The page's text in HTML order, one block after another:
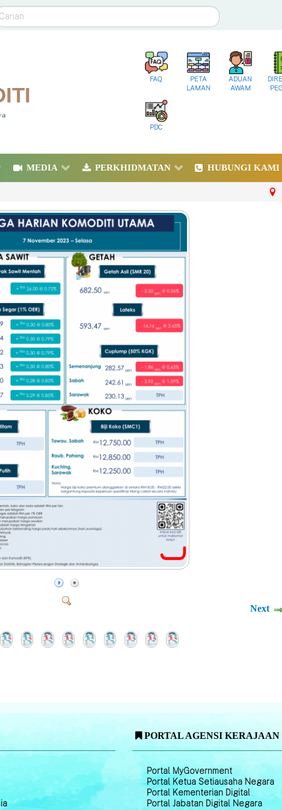
FAQ
PETA
LAMAN
ADUAN
AWAM
PDC
MEDIA PERKHIDMATAN HUBUNGI KAMI
Next
PORTAL AGENSI KERAJAAN
Portal MyGovernment
Portal Ketua Setiausaha Negara
Portal Kementerian Digital
Portal Jabatan Digital Negara